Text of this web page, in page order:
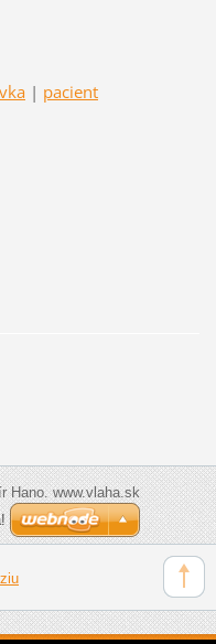
| pacient
Hano. www.vlaha.sk